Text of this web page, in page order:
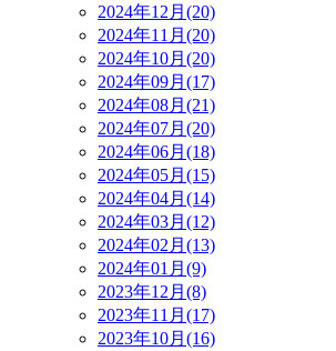
2024年12月(20)
2024年11月(20)
2024年10月(20)
2024年09月(17)
2024年08月(21)
2024年07月(20)
2024年06月(18)
2024年05月(15)
2024年04月(14)
2024年03月(12)
2024年02月(13)
2024年01月(9)
2023年12月(8)
2023年11月(17)
2023年10月(16)